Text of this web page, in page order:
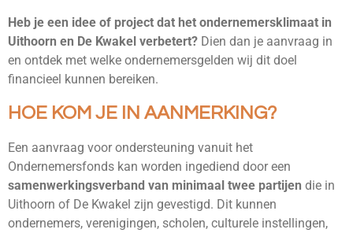
Heb je een idee of project dat het ondernemersklimaat in
Uithoorn en De Kwakel verbetert? Dien dan je aanvraag in
en ontdek met welke ondernemersgelden wij dit doel
financieel kunnen bereiken.
HOE KOM JE IN AANMERKING?
Een aanvraag voor ondersteuning vanuit het
Ondernemersfonds kan worden ingediend door een
samenwerkingsverband van minimaal twee partijen die in
Uithoorn of De Kwakel zijn gevestigd. Dit kunnen
ondernemers, verenigingen, scholen, culturele instellingen,